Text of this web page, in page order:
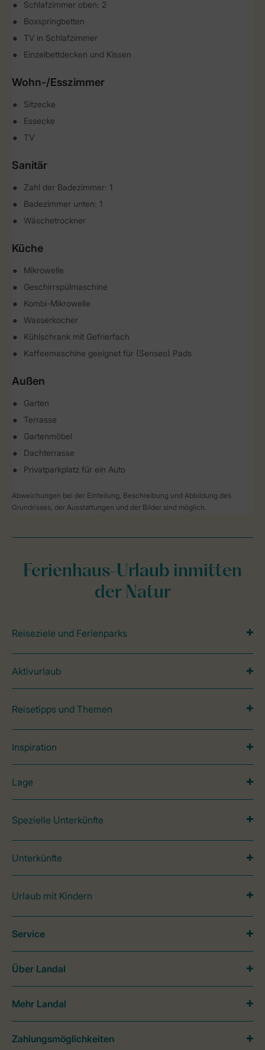
Schlafzimmer oben: 2
Boxspringbetten
TV in Schlafzimmer
Einzelbettdecken und Kissen
Wohn-/Esszimmer
Sitzecke
Essecke
TV
Sanitär
Zahl der Badezimmer: 1
Badezimmer unten: 1
Wäschetrockner
Küche
Mikrowelle
Geschirrspülmaschine
Kombi-Mikrowelle
Wasserkocher
Kühlschrank mit Gefrierfach
Kaffeemaschine geeignet für (Senseo) Pads
Außen
Garten
Terrasse
Gartenmöbel
Dachterrasse
Privatparkplatz für ein Auto
Abweichungen bei der Einteilung, Beschreibung und Abbildung des
Grundrisses, der Ausstattungen und der Bilder sind möglich.
Ferienhaus-Urlaub inmitten
der Natur
Reiseziele und Ferienparks
Aktivurlaub
Reisetipps und Themen
Inspiration
Lage
Spezielle Unterkünfte
Unterkünfte
Urlaub mit Kindern
Service
Über Landal
Mehr Landal
Zahlungsmöglichkeiten